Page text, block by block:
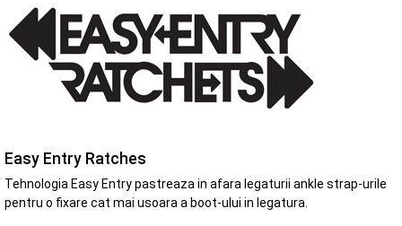
Easy Entry Ratches
Tehnologia Easy Entry pastreaza in afara legaturii ankle strap-urile
pentru o fixare cat mai usoara a boot-ului in legatura.